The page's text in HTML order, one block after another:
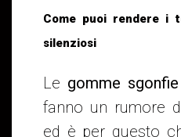
Come puoi rendere i
silenziosi
Le gomme sgonfie
fanno un rumore
ed è per questo